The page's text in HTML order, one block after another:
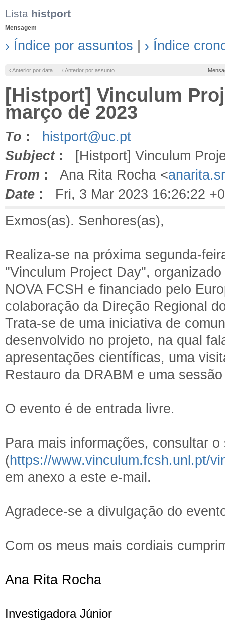
Lista histport
Mensagem
› Índice por assuntos › Índice
‹ Anterior por data ‹ Anterior por assunto
[Histport] Vinculum
março de 2023
To :
histport@uc.pt
Subject: [Histport] Vinculum
From : Ana Rita Rocha <
Date : Fri, 3 Mar 2023 16:26:22
Exmos(as). Senhores(as),
Realiza-se na próxima segunda-
"Vinculum Project Day",
NOVA FCSH e financiado pelo
colaboração da Direção Regional
Trata-se de uma iniciativa de
desenvolvido no projeto, na qual
apresentações científicas, uma
Restauro da DRABM e uma
O evento é de entrada livre.
Para mais informações, consultar
(https://www.vinculum.fcsh.unl.pt/
em anexo a este e-mail.
Agradece-se a divulgação do
Com os meus mais cordiais
Ana Rita Rocha
Investigadora Júnior